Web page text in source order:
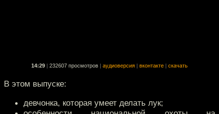
14:29 232607 просмотров аудиоверсия вконтакте скачать
В этом выпуске:
девчонка, которая умеет делать лук;